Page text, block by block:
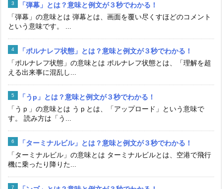
「弾幕」とは？意味と例文が３秒でわかる！
「弾幕」の意味とは 弾幕とは、画面を覆い尽くすほどのコメント
という意味です。 ...
「ポルナレフ状態」とは？意味と例文が３秒でわかる！
「ポルナレフ状態」の意味とは ポルナレフ状態とは、「理解を超
える出来事に混乱し...
「うp」とは？意味と例文が３秒でわかる！
「うｐ」の意味とは うｐとは、「アップロード」という意味で
す。 読み方は「う...
「ターミナルビル」とは？意味と例文が３秒でわかる！
「ターミナルビル」の意味とは ターミナルビルとは、空港で飛行
機に乗ったり降りた...